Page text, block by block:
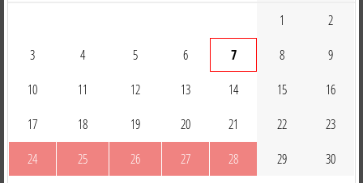
1 2
3 4 5 6 7 8 9
10 11 12 13 14 15 16
17 18 19 20 21 22 23
24 25 26 27 28 29 30